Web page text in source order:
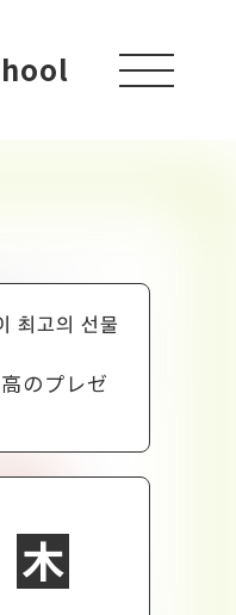
toggle
최고의 선물
のプレゼ
木